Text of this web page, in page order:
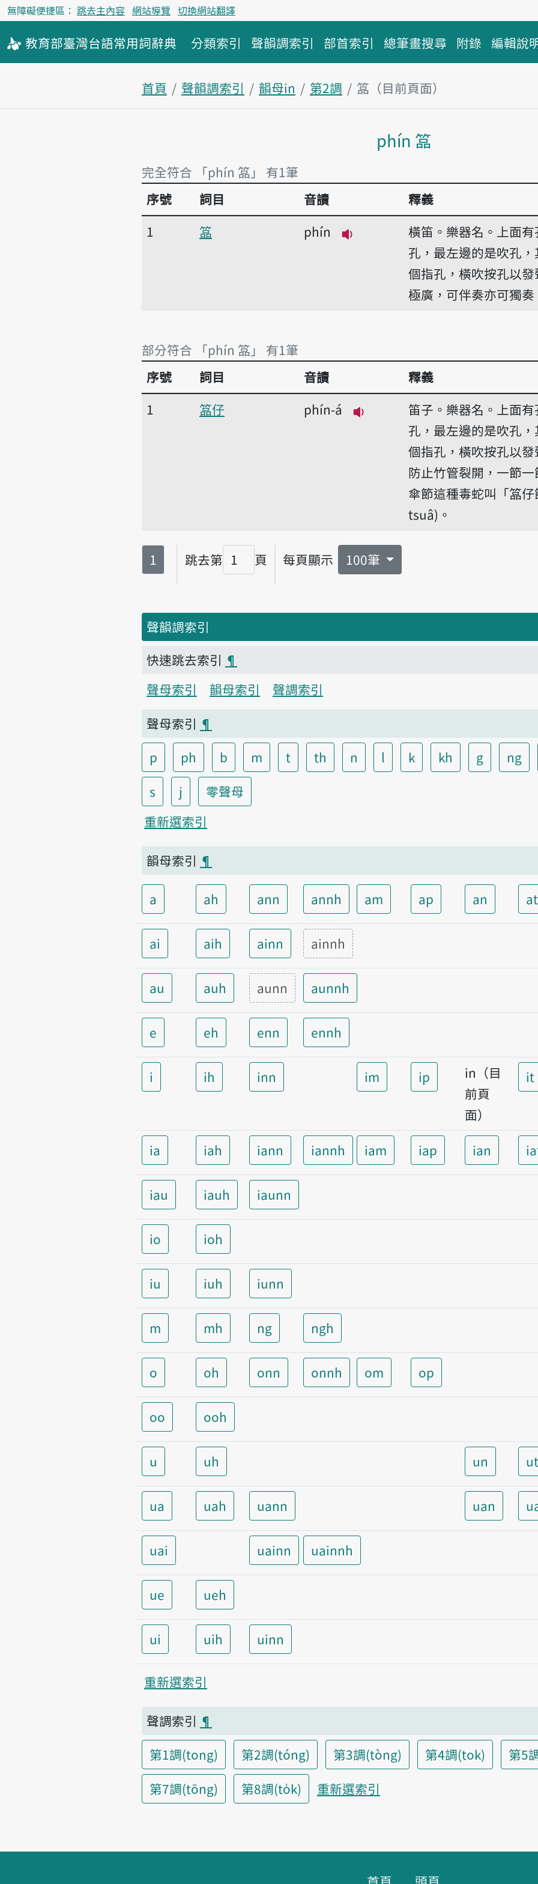
無障礙便捷區： 跳去主內容 網站導覽 切換網站翻譯
教育部臺灣台語常用詞辭典 分類索引 聲韻調索引 部首索引 總筆畫搜尋 附錄 編輯說
首頁 聲韻調索引 韻母in 第2調
𥰔（目前頁面）
phín 𥰔
完全符合 「phín 𥰔」 有1筆
完全符合 「phín 𥰔」 有1筆
序號 詞目 音讀
釋義
1
𥰔
phín
播放音讀phín
橫笛。樂器名。上面
孔，最左邊的是吹孔
個指孔，橫吹按孔以
極廣，可伴奏亦可獨奏
部分符合 「phín 𥰔」 有1筆
部分符合 「phín 𥰔」 有1筆
序號 詞目 音讀
釋義
1
𥰔仔
phín-á
播放音讀phín-á
笛子。樂器名。上面
孔，最左邊的是吹孔
個指孔，橫吹按孔以
防止竹管裂開，一節
傘節這種毒蛇叫「𥰔
tsuâ)。
第
1 跳去第
頁碼
頁 每頁顯示 100筆
聲韻調索引
快速跳去索引 ¶
聲母索引
韻母索引
聲調索引
聲母索引 ¶
p
ph b m t th n l k kh g ng
s
j
零聲母
重新選索引
韻母索引 ¶
a ah ann annh am ap an at
ai aih ainn ainnh
au auh aunn aunnh
e eh enn ennh
i ih inn im ip
in（目
前頁
面）
it
ia iah iann iannh iam iap ian
iau iauh iaunn
io ioh
iu iuh iunn
m mh ng ngh
o oh onn onnh om op
oo ooh
u uh un ut
ua uah uann uan
uai uainn uainnh
ue ueh
ui uih uinn
重新選索引
聲調索引 ¶
第1調(tong)
第2調(tóng) 第3調(tòng) 第4調(tok)
第5
第7調(tōng)
第8調(to̍k) 重新選索引